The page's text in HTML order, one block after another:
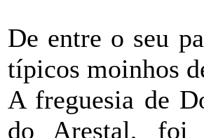
De entre o seu
típicos moinhos
A freguesia de
do Arestal, foi